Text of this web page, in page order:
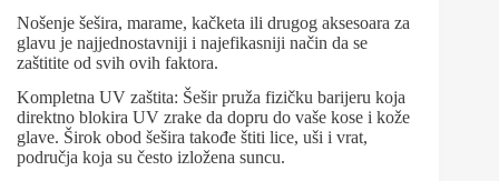
Nošenje šešira, marame, kačketa ili drugog aksesoara za
glavu je najjednostavniji i najefikasniji način da se
zaštitite od svih ovih faktora.
Kompletna UV zaštita: Šešir pruža fizičku barijeru koja
direktno blokira UV zrake da dopru do vaše kose i kože
glave. Širok obod šešira takođe štiti lice, uši i vrat,
područja koja su često izložena suncu.